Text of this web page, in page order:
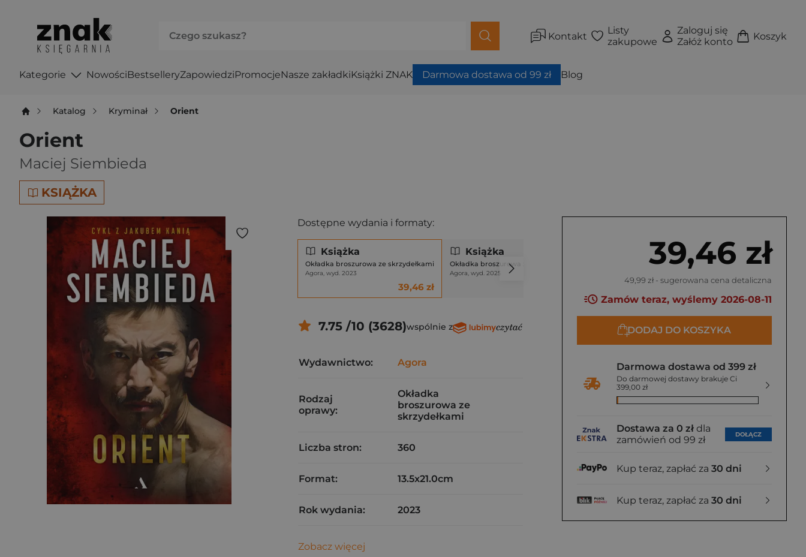
Kontakt
Listy
zakupowe
Zaloguj się
Załóż konto
Koszyk
Kategorie NowościBestselleryZapowiedziPromocjeNasze zakładkiKsiążki ZNAK Darmowa dostawa od 99 zł Blog
Katalog Kryminał Orient
Orient
Maciej Siembieda
KSIĄŻKA
39,46 zł
49,99 zł - sugerowana cena detaliczna
Zamów teraz, wyślemy 2026-08-11
DODAJ DO KOSZYKA
Darmowa dostawa od 399 zł
Do darmowej dostawy brakuje Ci
399,00 zł
Dostawa za 0 zł dla
zamówień od 99 zł
DOŁĄCZ
Kup teraz, zapłać za 30 dni
Kup teraz, zapłać za 30 dni
Dostępne wydania i formaty:
Książka
Okładka broszurowa ze skrzydełkami
Agora, wyd. 2023
39,46 zł
Książka
Okładka broszurowa ze skrzydełkami
Agora, wyd. 2025
7.75 /10 (3628)wspólnie z
Wydawnictwo: Agora
Rodzaj
oprawy:
Okładka
broszurowa ze
skrzydełkami
Liczba stron: 360
Format: 13.5x21.0cm
Rok wydania: 2023
Zobacz więcej